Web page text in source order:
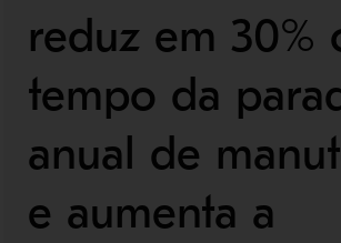
reduz em 30%
tempo da
anual de
e aumenta a